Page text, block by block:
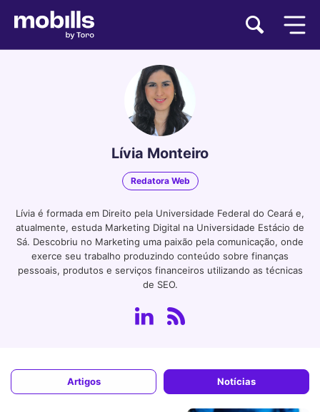
Lívia Monteiro
Redatora Web
Lívia é formada em Direito pela Universidade Federal do Ceará e,
atualmente, estuda Marketing Digital na Universidade Estácio de
Sá. Descobriu no Marketing uma paixão pela comunicação, onde
exerce seu trabalho produzindo conteúdo sobre finanças
pessoais, produtos e serviços financeiros utilizando as técnicas
de SEO.
Artigos Notícias